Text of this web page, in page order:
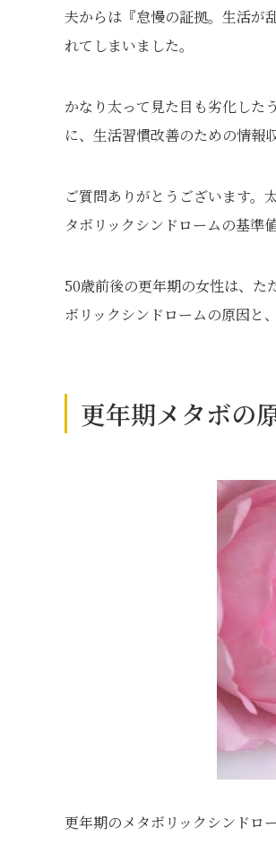
夫からは『怠慢の証拠。生活が
れてしまいました。
かなり太って見た目も劣化した
に、生活習慣改善のための情報
ご質問ありがとうございます。
タボリックシンドロームの基準
50歳前後の更年期の女性は、た
ボリックシンドロームの原因と
更年期メタボの
更年期のメタボリックシンドロ